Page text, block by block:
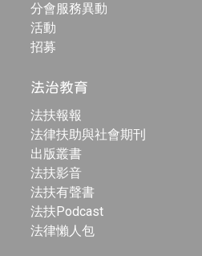
分會服務異動
活動
招募
法治教育
法扶報報
法律扶助與社會期刊
出版叢書
法扶影音
法扶有聲書
法扶Podcast
法律懶人包